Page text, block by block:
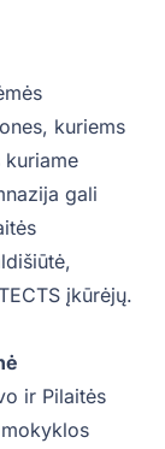
kuriems
kuriame
gali
įkūrėjų.
ir Pilaitės